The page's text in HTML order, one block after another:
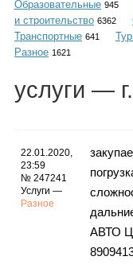
Образовательные 945
и строительство 6362
Транспортные 641
Разное 1621
услуги —
22.01.2020,
23:59
№ 247241
Услуги —
Разное
АВТО